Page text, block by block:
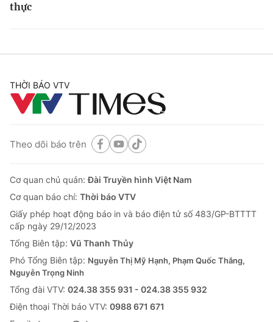
thực
THỜI BÁO VTV
Theo dõi báo trên
Cơ quan chủ quản:Đài Truyền hình Việt Nam
Cơ quan báo chí: Thời báo VTV
Giấy phép hoạt động báo in và báo điện tử số 483/GP-BTTTT
cấp ngày 29/12/2023
Tổng Biên tập: Vũ Thanh Thủy
Phó Tổng Biên tập: Nguyễn Thị Mỹ Hạnh, Phạm Quốc Thắng,
Nguyễn Trọng Ninh
Tổng đài VTV: 024.38 355 931 - 024.38 355 932
Ðiện thoại Thời báo VTV: 0988 671 671